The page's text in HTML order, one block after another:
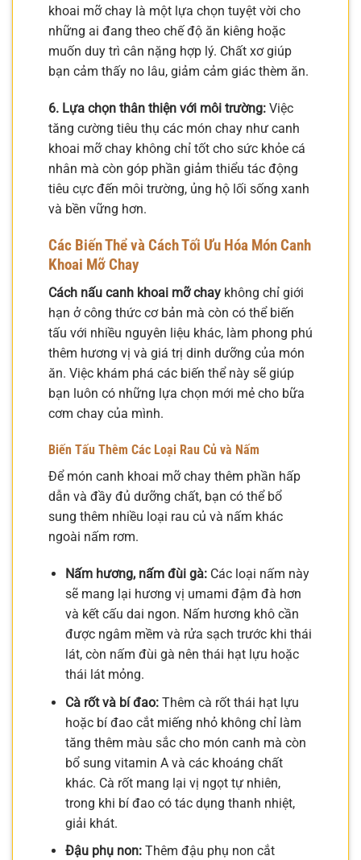
khoai mỡ chay là một lựa chọn tuyệt vời cho
những ai đang theo chế độ ăn kiêng hoặc
muốn duy trì cân nặng hợp lý. Chất xơ giúp
bạn cảm thấy no lâu, giảm cảm giác thèm ăn.
6. Lựa chọn thân thiện với môi trường: Việc
tăng cường tiêu thụ các món chay như canh
khoai mỡ chay không chỉ tốt cho sức khỏe cá
nhân mà còn góp phần giảm thiểu tác động
tiêu cực đến môi trường, ủng hộ lối sống xanh
và bền vững hơn.
Các Biến Thể và Cách Tối Ưu Hóa Món Canh
Khoai Mỡ Chay
Cách nấu canh khoai mỡ chay không chỉ giới
hạn ở công thức cơ bản mà còn có thể biến
tấu với nhiều nguyên liệu khác, làm phong phú
thêm hương vị và giá trị dinh dưỡng của món
ăn. Việc khám phá các biến thể này sẽ giúp
bạn luôn có những lựa chọn mới mẻ cho bữa
cơm chay của mình.
Biến Tấu Thêm Các Loại Rau Củ và Nấm
Để món canh khoai mỡ chay thêm phần hấp
dẫn và đầy đủ dưỡng chất, bạn có thể bổ
sung thêm nhiều loại rau củ và nấm khác
ngoài nấm rơm.
Nấm hương, nấm đùi gà:Các loại nấm này
sẽ mang lại hương vị umami đậm đà hơn
và kết cấu dai ngon. Nấm hương khô cần
được ngâm mềm và rửa sạch trước khi thái
lát, còn nấm đùi gà nên thái hạt lựu hoặc
thái lát mỏng.
Cà rốt và bí đao:Thêm cà rốt thái hạt lựu
hoặc bí đao cắt miếng nhỏ không chỉ làm
tăng thêm màu sắc cho món canh mà còn
bổ sung vitamin A và các khoáng chất
khác. Cà rốt mang lại vị ngọt tự nhiên,
trong khi bí đao có tác dụng thanh nhiệt,
giải khát.
Đậu phụ non:Thêm đậu phụ non cắt